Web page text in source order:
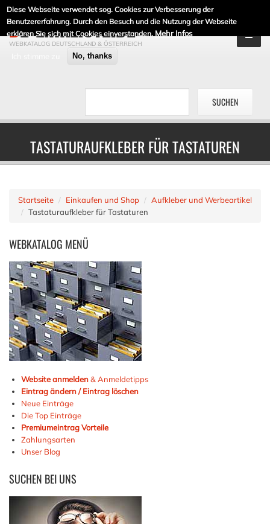
Diese Webseite verwendet sog. Cookies zur Verbesserung der
Benutzererfahrung. Durch den Besuch und die Nutzung der Webseite
erklären Sie sich mit Cookies einverstanden. Mehr Infos
No, thanks
DE-LINKLISTE.DE
WEBKATALOG DEUTSCHLAND & ÖSTERREICH
TASTATURAUFKLEBER FÜR TASTATUREN
Startseite Einkaufen und Shop
Aufkleber und Werbeartikel
Tastaturaufkleber für Tastaturen
WEBKATALOG MENÜ
Website anmelden& Anmeldetipps
Eintrag ändern / Eintrag löschen
Neue Einträge
Die Top Einträge
Premiumeintrag Vorteile
Zahlungsarten
Unser Blog
SUCHEN BEI UNS